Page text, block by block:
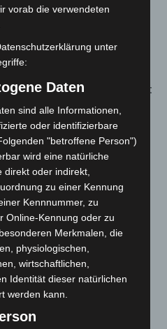
Feuerwehrkräfte
Waldbrandeinsatz aus
in Niedersachsen entdeckt
der Begegnung“ in
schnell eingedämmt
21 neue
starten beim Roten
vorab die verwendeten
unter
Daten
sind alle Informationen,
oder identifizierbare
"betroffene Person")
wird eine natürliche
direkt oder indirekt,
zu einer Kennung
Kennnummer, zu
Online-Kennung oder zu
Merkmalen, die
physiologischen,
wirtschaftlichen,
Identität dieser natürlichen
werden kann.